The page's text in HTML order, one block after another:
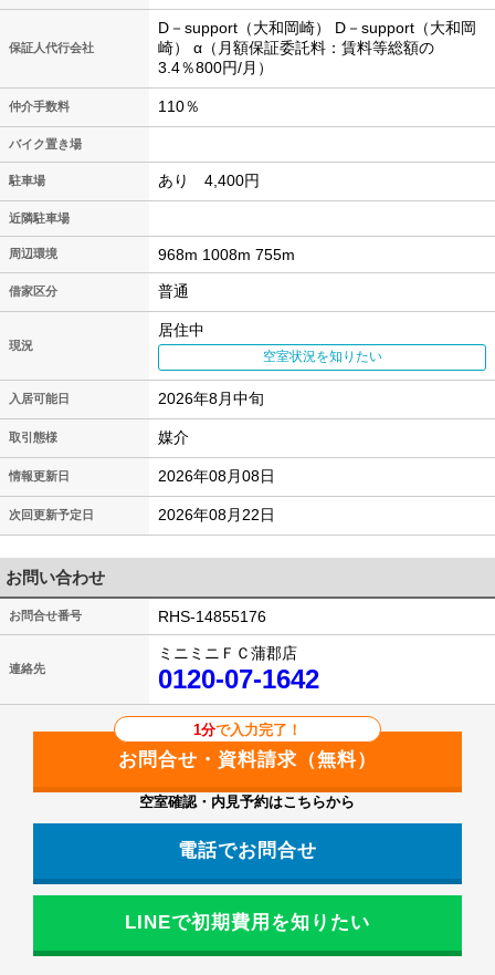
保証人代行会社
D－support（大和岡崎） D－support（大和岡
崎） α（月額保証委託料：賃料等総額の
3.4％800円/月）
仲介手数料 110％
バイク置き場
駐車場 あり 4,400円
近隣駐車場
周辺環境 968m 1008m 755m
借家区分 普通
現況
居住中
空室状況を知りたい
入居可能日 2026年8月中旬
取引態様 媒介
情報更新日 2026年08月08日
次回更新予定日 2026年08月22日
お問い合わせ
お問合せ番号 RHS-14855176
連絡先
ミニミニＦＣ蒲郡店
0120-07-1642
1分で入力完了！
空室確認・内見予約はこちらから
電話でお問合せ
LINEで初期費用を知りたい